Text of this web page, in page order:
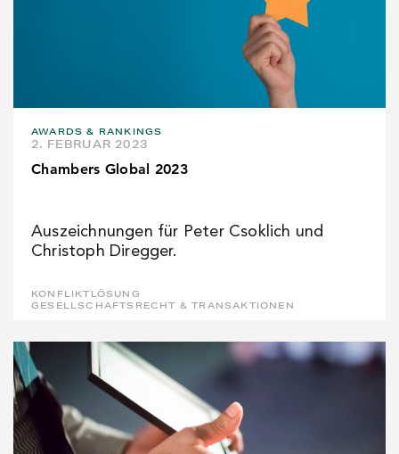
AWARDS & RANKINGS
2. FEBRUAR 2023
Chambers Global 2023
Auszeichnungen für Peter Csoklich und
Christoph Diregger.
KONFLIKTLÖSUNG
GESELLSCHAFTSRECHT & TRANSAKTIONEN